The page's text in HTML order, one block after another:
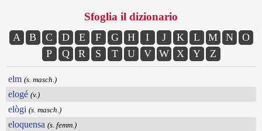
Sfoglia il dizionario
A B C D E F G H I J K L M N
O
P
Q R S T U V W X Y Z
elm (s. masch.)
elogé (v.)
elògi (s. masch.)
eloquensa (s. femm.)